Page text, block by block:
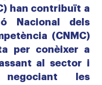
han contribuït a
Nacional dels
(CNMC)
per conèixer a
al sector i
les